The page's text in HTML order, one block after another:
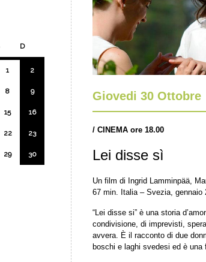
Giovedi 30 Ottobre
/ CINEMA ore 18.00
Lei disse sì
Un film di Ingrid Lamminpää,
67 min. Italia – Svezia, gennaio
“Lei disse si” è una storia
condivisione, di imprevisti,
avvera. È il racconto di due
boschi e laghi svedesi ed è
D
1 2
8 9
15 16
22 23
29 30